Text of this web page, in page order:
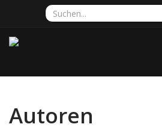
Autoren